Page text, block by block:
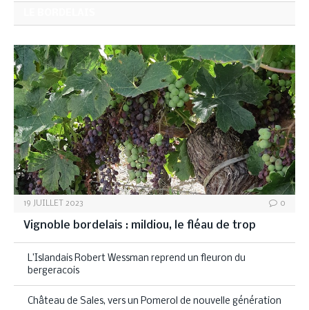
19 JUILLET 2023 0
Vignoble bordelais : mildiou, le fléau de trop
L’Islandais Robert Wessman reprend un fleuron du
bergeracois
Château de Sales, vers un Pomerol de nouvelle génération